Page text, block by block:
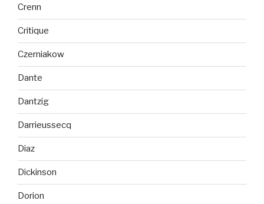
Crenn
Critique
Czerniakow
Dante
Dantzig
Darrieussecq
Diaz
Dickinson
Dorion